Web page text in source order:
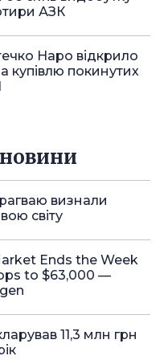
АЗК
Наро відкрило
купівлю покинутих
визнали
світу
Ends the Week
to $63,000 —
11,3 млн грн